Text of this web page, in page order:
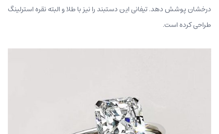
درخشان پوشش دهد. تیفانی این دستبند را نیز با طلا و البته نقره استرلینگ
طراحی کرده است.